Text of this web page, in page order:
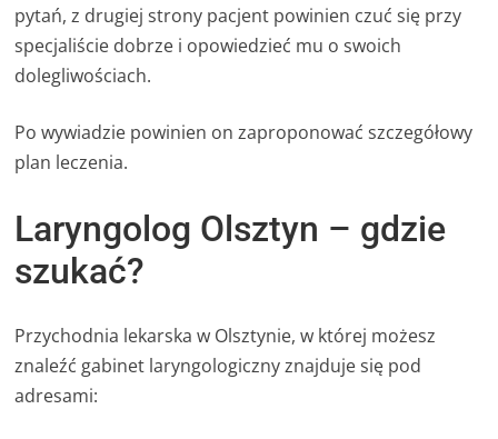
pytań, z drugiej strony pacjent powinien czuć się przy
specjaliście dobrze i opowiedzieć mu o swoich
dolegliwościach.
Po wywiadzie powinien on zaproponować szczegółowy
plan leczenia.
Laryngolog Olsztyn – gdzie
szukać?
Przychodnia lekarska w Olsztynie, w której możesz
znaleźć gabinet laryngologiczny znajduje się pod
adresami: